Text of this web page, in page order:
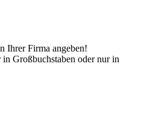
Ihrer Firma angeben!
Großbuchstaben oder nur in